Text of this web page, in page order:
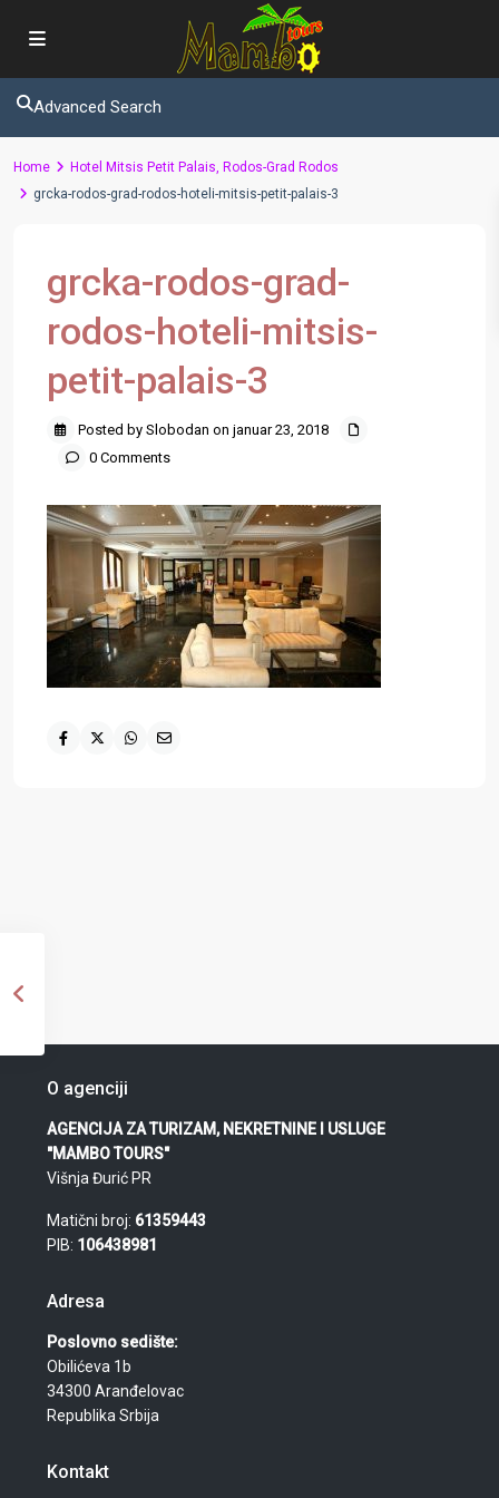
Advanced Search
Home
Hotel Mitsis Petit Palais, Rodos-Grad Rodos
grcka-rodos-grad-rodos-hoteli-mitsis-petit-palais-3
grcka-rodos-grad-
rodos-hoteli-mitsis-
petit-palais-3
Posted by Slobodan on januar 23, 2018
0 Comments
O agenciji
AGENCIJA ZA TURIZAM, NEKRETNINE I USLUGE
"MAMBO TOURS"
Višnja Đurić PR
Matični broj: 61359443
PIB: 106438981
Adresa
Poslovno sedište:
Obilićeva 1b
34300 Aranđelovac
Republika Srbija
Kontakt